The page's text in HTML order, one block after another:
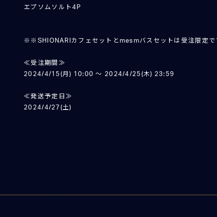
エプソムソルト4P
※※SHIONARIカフェセットとmesmバスセットは受注限定
≪受注期間≫
2024/4/15(月) 10:00 ～ 2024/4/25(木) 23:59
≪発送予定日≫
2024/4/27(土)